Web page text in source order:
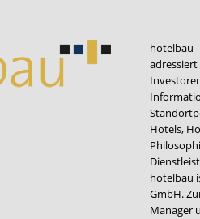
hotelbau
Hotels,
hotelbau
GmbH.
Manager